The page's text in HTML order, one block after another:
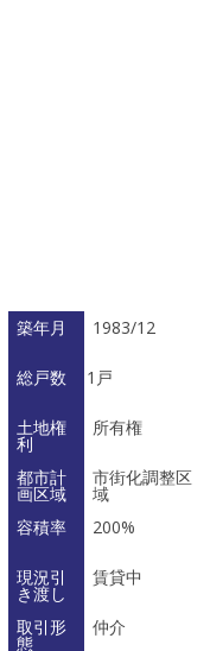
築年月 1983/12
総戸数 1戸
土地権
利
所有権
都市計
画区域
市街化調整区
域
容積率 200%
現況引
き渡し
賃貸中
取引形
態
仲介